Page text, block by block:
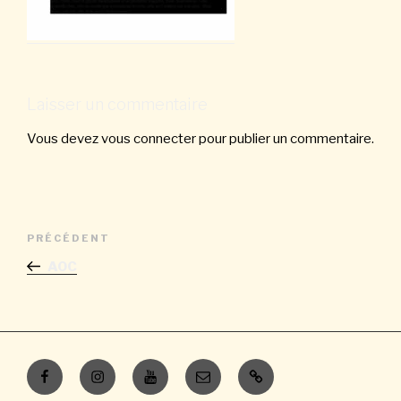
Vous devezvous connecterpour publier un commentaire.
Navigation
l’article
Article
précédent
PRÉCÉDENT
FacebookInstagramYoutubeE-
mail
Contacts